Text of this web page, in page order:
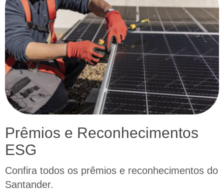
Prêmios e Reconhecimentos
ESG
Confira todos os prêmios e reconhecimentos do
Santander.